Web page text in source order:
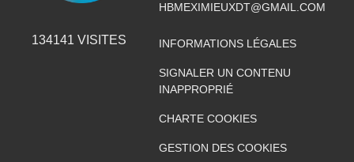
134141 VISITES
HBMEXIMIEUXDT@GMAIL.COM
INFORMATIONS LÉGALES
SIGNALER UN CONTENU
INAPPROPRIÉ
CHARTE COOKIES
GESTION DES COOKIES